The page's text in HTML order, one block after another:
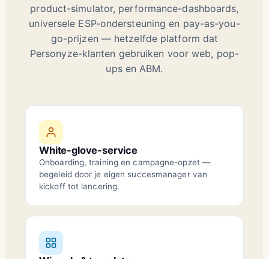
product-simulator, performance-dashboards,
universele ESP-ondersteuning en pay-as-you-
go-prijzen — hetzelfde platform dat
Personyze-klanten gebruiken voor web, pop-
ups en ABM.
White-glove-service
Onboarding, training en campagne-opzet —
begeleid door je eigen succesmanager van
kickoff tot lancering.